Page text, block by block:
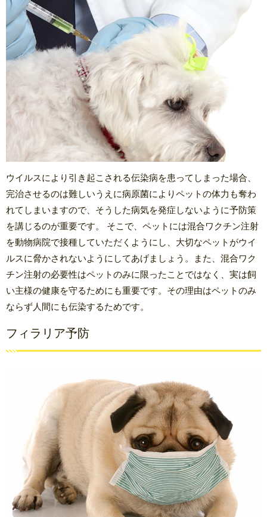
ウイルスにより引き起こされる伝染病を患ってしまった場合、
完治させるのは難しいうえに病原菌によりペットの体力も奪わ
れてしまいますので、そうした病気を発症しないように予防策
を講じるのが重要です。 そこで、ペットには混合ワクチン注射
を動物病院で接種していただくようにし、大切なペットがウイ
ルスに脅かされないようにしてあげましょう。また、混合ワク
チン注射の必要性はペットのみに限ったことではなく、実は飼
い主様の健康を守るためにも重要です。その理由はペットのみ
ならず人間にも伝染するためです。
フィラリア予防